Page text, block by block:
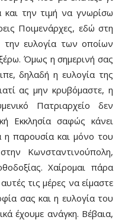
την τιμή να γνωρίσω
Ποιμενάρχες, εδώ στη
την ευλογία των οποίων
Όμως η σημερινή σας
δηλαδή η ευλογία της
ας μην κρυβόμαστε, η
Πατριαρχείο δεν
Εκκλησία σαφώς κάνει
παρουσία και μόνο του
Κωνσταντινούπολη,
Χαίρομαι πάρα
τις μέρες να είμαστε
σας και η ευλογία του
έχουμε ανάγκη. Βέβαια,